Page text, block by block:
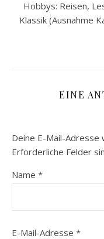
Hobbys: Reisen,
Klassik (Ausnahme
EINE
Deine E-Mail-
Erforderliche Felder
Name *
E-Mail-Adresse *